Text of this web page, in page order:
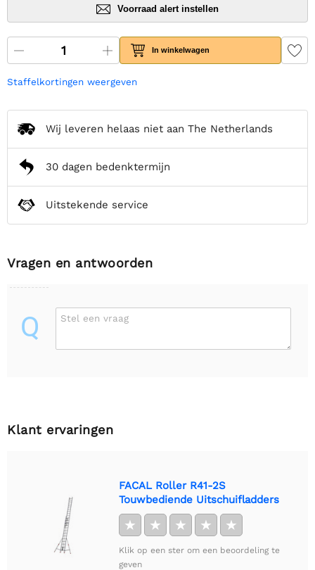
Voorraad alert instellen
In winkelwagen
Staffelkortingen weergeven
Wij leveren helaas niet aan The Netherlands
30 dagen bedenktermijn
Uitstekende service
Vragen en antwoorden
Q Stel een vraag
Klant ervaringen
FACAL Roller R41-2S
Touwbediende Uitschuifladders
★ ★ ★ ★ ★
Klik op een ster om een beoordeling te
geven